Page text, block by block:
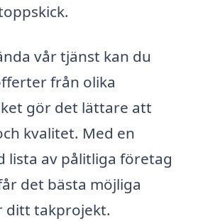
vår tjänst kan du
från olika
gör det lättare att
kvalitet. Med en
lista av pålitliga företag
det bästa möjliga
ditt takprojekt.